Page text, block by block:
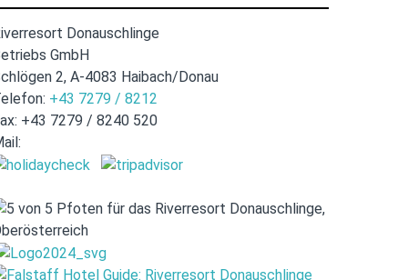
Donauschlinge
GmbH
2, A-4083 Haibach/Donau
+43 7279 / 8212
+43 7279 / 8240 520